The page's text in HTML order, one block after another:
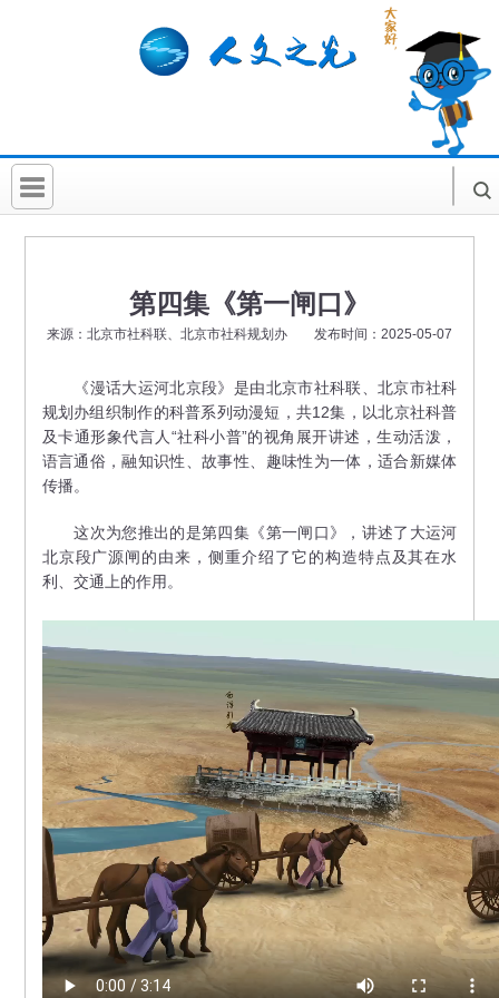
首 页
人文北京
社科讲堂
科普活动
第四集《第一闸口》
来源：北京市社科联、北京市社科规划办 发布时间：2025-05-07
《漫话大运河北京段》是由北京市社科联、北京市社科
规划办组织制作的科普系列动漫短，共12集，以北京社科普
及卡通形象代言人“社科小普”的视角展开讲述，生动活泼，
语言通俗，融知识性、故事性、趣味性为一体，适合新媒体
传播。
这次为您推出的是第四集《第一闸口》，讲述了大运河
北京段广源闸的由来，侧重介绍了它的构造特点及其在水
利、交通上的作用。